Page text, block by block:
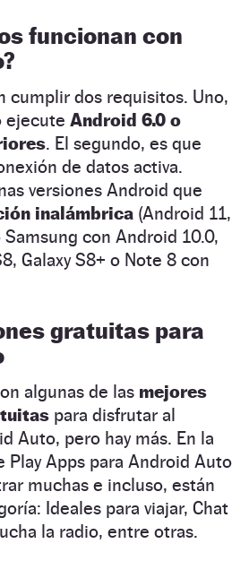
funcionan con
cumplir dos requisitos. Uno,
ejecute Android 6.0 o
. El segundo, es que
de datos activa.
versiones Android que
inalámbrica (Android 11,
con Android 10.0,
Galaxy S8+ o Note 8 con
gratuitas para
algunas de las mejores
para disfrutar al
Auto, pero hay más. En la
Play Apps para Android Auto
muchas e incluso, están
Ideales para viajar, Chat
la radio, entre otras.